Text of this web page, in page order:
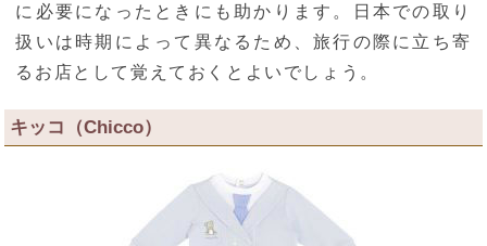
に必要になったときにも助かります。日本での取り
扱いは時期によって異なるため、旅行の際に立ち寄
るお店として覚えておくとよいでしょう。
キッコ（Chicco）